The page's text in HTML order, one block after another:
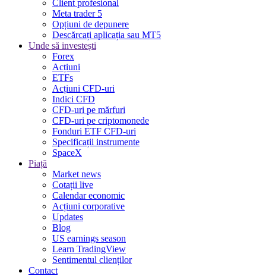
Client profesional
Meta trader 5
Opțiuni de depunere
Descărcați aplicația sau MT5
Unde să investești
Forex
Acțiuni
ETFs
Acțiuni CFD-uri
Indici CFD
CFD-uri pe mărfuri
CFD-uri pe criptomonede
Fonduri ETF CFD-uri
Specificații instrumente
SpaceX
Piață
Market news
Cotații live
Calendar economic
Acțiuni corporative
Updates
Blog
US earnings season
Learn TradingView
Sentimentul clienților
Contact